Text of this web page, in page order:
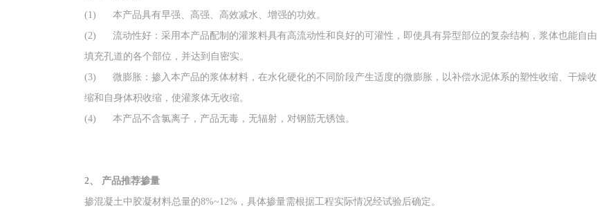
(1) 本产品具有早强、高强、高效减水、增强的功效。
(2) 流动性好：采用本产品配制的灌浆料具有高流动性和良好的可灌性，即使具有异型部位的复杂结构，浆体也能自由
填充孔道的各个部位，并达到自密实。
(3) 微膨胀：掺入本产品的浆体材料，在水化硬化的不同阶段产生适度的微膨胀，以补偿水泥体系的塑性收缩、干燥收
缩和自身体积收缩，使灌浆体无收缩。
(4) 本产品不含氯离子，产品无毒，无辐射，对钢筋无锈蚀。
2、 产品推荐掺量
掺混凝土中胶凝材料总量的8%~12% ，具体掺量需根据工程实际情况经试验后确定。